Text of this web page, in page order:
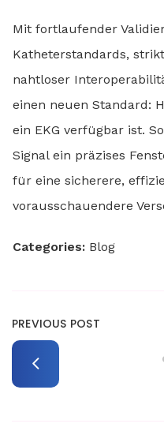
Mit fortlaufender
Katheterstandards,
nahtloser
einen neuen Standard:
ein EKG verfügbar ist.
Signal ein präzises
für eine sicherere,
vorausschauendere
Categories: Blog
PREVIOUS POST